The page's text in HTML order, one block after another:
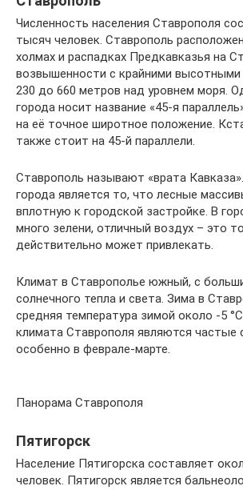
Численность населения Ставрополя
тысяч человек. Ставрополь
холмах и распадках Предкавказья на
возвышенности с крайними
230 до 660 метров над уровнем моря.
города носит название «45-я
на её точное широтное положение.
также стоит на 45-й параллели.
Ставрополь называют «врата
города является то, что лесные
вплотную к городской застройке. В
много зелени, отличный воздух – это
действительно может привлекать.
Климат в Ставрополье южный, с
солнечного тепла и света. Зима в
средняя температура зимой около -5
климата Ставрополя являются частые
особенно в феврале-марте.
Панорама Ставрополя
Пятигорск
Население Пятигорска составляет
человек. Пятигорск является